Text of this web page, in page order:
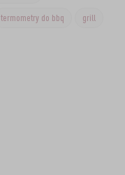
termometry do bbq grill